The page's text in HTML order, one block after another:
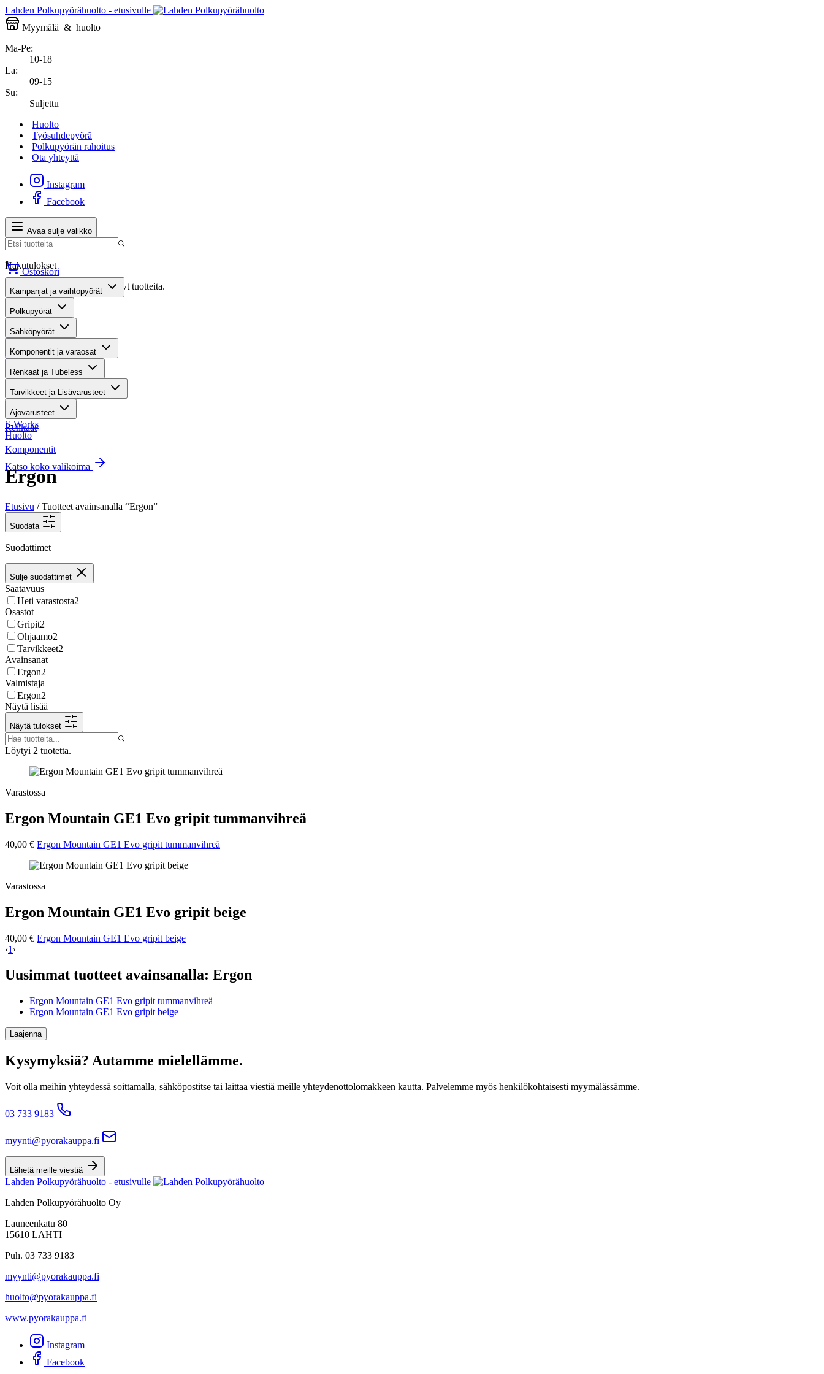
Lahden Polkupyörähuolto - etusivulle
Myymälä & huolto
Ma-Pe:
10-18
La:
09-15
Su:
Suljettu
Huolto
Työsuhdepyörä
Polkupyörän rahoitus
Ota yhteyttä
Instagram
Facebook
Avaa sulje valikko
Hakutulokset
Valitettavasti haullasi ei löytynyt tuotteita.
Suositut osastot
Gravel-pyörät
Maastosähköpyörät
Kaupunkisähköpyörät
Renkaat
Komponentit
Katso koko valikoima
Ostoskori
Kampanjat ja vaihtopyörät
Polkupyörät
Sähköpyörät
Komponentit ja varaosat
Renkaat ja Tubeless
Tarvikkeet ja Lisävarusteet
Ajovarusteet
S-Works
Huolto
Ergon
Etusivu / Tuotteet avainsanalla “Ergon”
Suodata
Suodattimet
Sulje suodattimet
Saatavuus
Heti varastosta2
Osastot
Gripit2
Ohjaamo2
Tarvikkeet2
Avainsanat
Ergon2
Valmistaja
Ergon2
Näytä lisää
Näytä tulokset
Löytyi 2 tuotetta.
Varastossa
Ergon Mountain GE1 Evo gripit tummanvihreä
40,00 € Ergon Mountain GE1 Evo gripit tummanvihreä
Varastossa
Ergon Mountain GE1 Evo gripit beige
40,00 € Ergon Mountain GE1 Evo gripit beige
‹1 ›
Uusimmat tuotteet avainsanalla: Ergon
Ergon Mountain GE1 Evo gripit tummanvihreä
Ergon Mountain GE1 Evo gripit beige
Laajenna
Kysymyksiä? Autamme mielellämme.
Voit olla meihin yhteydessä soittamalla, sähköpostitse tai laittaa viestiä meille yhteydenottolomakkeen kautta. Palvelemme myös henkilökohtaisesti myymälässämme.
03 733 9183
myynti@pyorakauppa.fi
Lähetä meille viestiä
Lahden Polkupyörähuolto - etusivulle
Lahden Polkupyörähuolto Oy
Launeenkatu 80
15610 LAHTI
Puh. 03 733 9183
myynti@pyorakauppa.fi
huolto@pyorakauppa.fi
www.pyorakauppa.fi
Instagram
Facebook